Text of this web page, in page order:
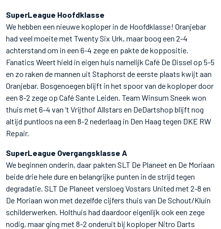
SuperLeague Hoofdklasse
We hebben een nieuwe koploper in de Hoofdklasse! Oranjebar
had veel moeite met Twenty Six Urk, maar boog een 2-4
achterstand om in een 6-4 zege en pakte de koppositie.
Fanatics Weert hield in eigen huis namelijk Café De Dissel op 5-5
en zo raken de mannen uit Staphorst de eerste plaats kwijt aan
Oranjebar. Bosgenoegen blijft in het spoor van de koploper door
een 8-2 zege op Café Sante Leiden. Team Winsum Sneek won
thuis met 6-4 van ‘t Vrijthof Allstars en DeDartshop blijft nog
altijd puntloos na een 8-2 nederlaag in Den Haag tegen DKE RW
Repair.
SuperLeague Overgangsklasse A
We beginnen onderin, daar pakten SLT De Planeet en De Moriaan
beide drie hele dure en belangrijke punten in de strijd tegen
degradatie. SLT De Planeet versloeg Vostars United met 2-8 en
De Moriaan won met dezelfde cijfers thuis van De Schout/Kluin
schilderwerken. Holthuis had daardoor eigenlijk ook een zege
nodig, maar ging met 8-2 onderuit bij koploper Nitro Darts